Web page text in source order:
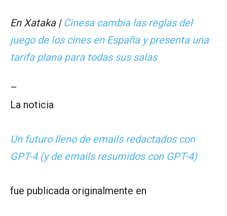
En Xataka | Cinesa cambia las reglas del
juego de los cines en España y presenta una
tarifa plana para todas sus salas
–
La noticia
Un futuro lleno de emails redactados con
GPT-4 (y de emails resumidos con GPT-4)
fue publicada originalmente en